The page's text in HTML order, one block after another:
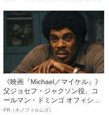
ぎる“熟れ方”
《映画『Michael／マイケル』》
父ジョセフ・ジャクソン役、コ
ールマン・ドミンゴ オフィシャ
ルインタビュー“観客を魅了した
PR（キノフィルムズ）